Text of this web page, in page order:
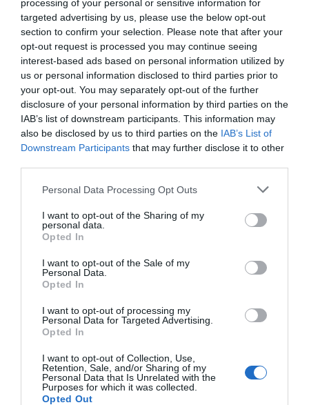
processing of your personal or sensitive information for
targeted advertising by us, please use the below opt-out
section to confirm your selection. Please note that after your
opt-out request is processed you may continue seeing
interest-based ads based on personal information utilized by
us or personal information disclosed to third parties prior to
your opt-out. You may separately opt-out of the further
disclosure of your personal information by third parties on the
IAB’s list of downstream participants. This information may
also be disclosed by us to third parties on the IAB’s List of
Downstream Participants that may further disclose it to other
Personal Data Processing Opt Outs
I want to opt-out of the Sharing of my
personal data.
Opted In
I want to opt-out of the Sale of my
Personal Data.
Opted In
I want to opt-out of processing my
Personal Data for Targeted Advertising.
Opted In
I want to opt-out of Collection, Use,
Retention, Sale, and/or Sharing of my
Personal Data that Is Unrelated with the
Purposes for which it was collected.
Opted Out
mejorar la respuesta de los músculos frente a una
actividad física.
– El ruscus tonifica y relaja las paredes venosas para una
mejor circulación.
– La combinación del mentol con la caléndula aporta
una acción antiinflamatoria natural que ayuda a reducir
las molestias y el dolor.
– El Aloe vera actúa como hidratante, emoliente,
calmante y refrescante.
libre en farmacias. Se presenta en un tubo de 100 ml y
su CN es 166786.1.
de Google de forma gratuita
Mantente informado con las últimas noticias de actualidad.
ACTIVAR AHORA
Calmor® therm efecto calor